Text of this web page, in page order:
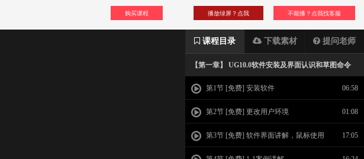
购买课程 不能播？点我找客服
播放绿屏？点我
课程目录 下载素材 提问老师
【第一章】 UG10.0软件安装及界面认识和草图命令
第1节 [免费] 安装软件 06:58
第2节 [免费] 更改用户环境 01:08
第3节 [免费] 软件界面讲解，鼠标使用 17:05